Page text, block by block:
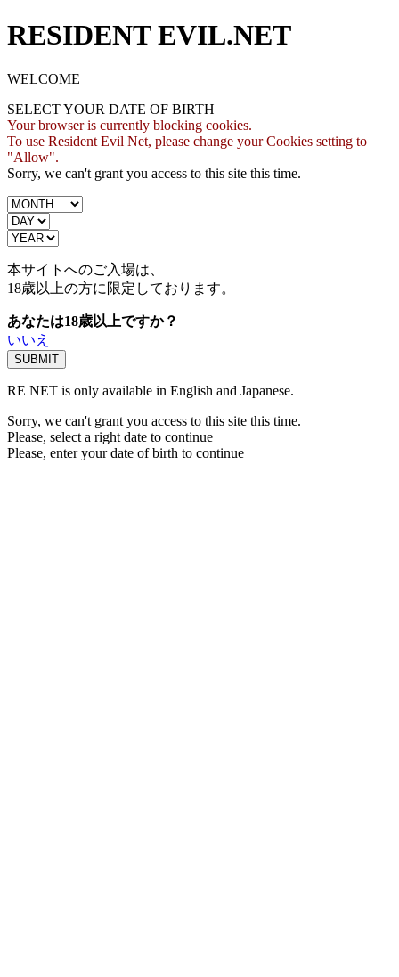
RESIDENT EVIL.NET
WELCOME
SELECT YOUR DATE OF BIRTH
Your browser is currently blocking cookies.
To use Resident Evil Net, please change your Cookies setting to
"Allow".
Sorry, we can't grant you access to this site this time.
本サイトへのご入場は、
18歳以上の方に限定しております。
あなたは18歳以上ですか？
いいえ
RE NET is only available in English and Japanese.
Sorry, we can't grant you access to this site this time.
Please, select a right date to continue
Please, enter your date of birth to continue